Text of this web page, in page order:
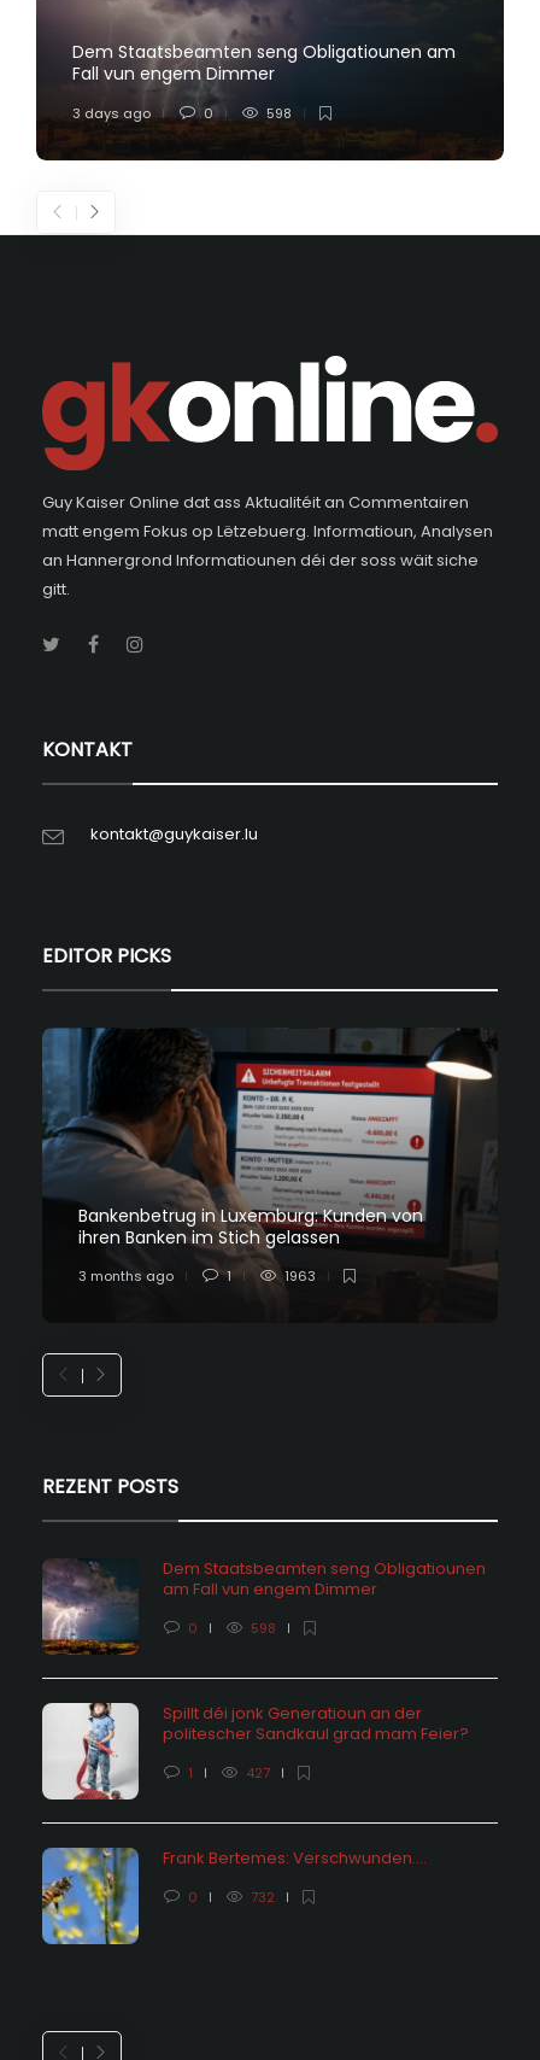
Dem Staatsbeamten seng Obligatiounen am
Fall vun engem Dimmer
3 days ago 0 598
Guy Kaiser Online dat ass Aktualitéit an Commentairen
matt engem Fokus op Lëtzebuerg. Informatioun, Analysen
an Hannergrond Informatiounen déi der soss wäit siche
gitt.
KONTAKT
kontakt@guykaiser.lu
EDITOR PICKS
Bankenbetrug in Luxemburg: Kunden von
ihren Banken im Stich gelassen
3 months ago 1 1963
REZENT POSTS
Dem Staatsbeamten seng Obligatiounen
am Fall vun engem Dimmer
0 598
Spillt déi jonk Generatioun an der
politescher Sandkaul grad mam Feier?
1 427
Frank Bertemes: Verschwunden….
0 732